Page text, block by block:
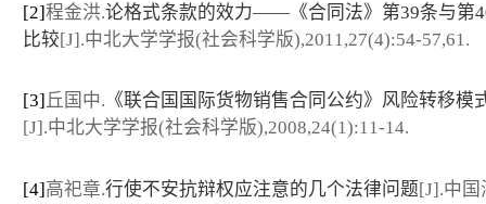
[2]程金洪.论格式条款的效力——《合同法》第39条与第
比较[J].中北大学学报(社会科学版),2011,27(4):54-57,61.
[3] 丘国中. 《联合国国际货物销售合同公约》风险转移模
[J].中北大学学报(社会科学版),2008,24(1):11-14.
[4]高祀章.行使不安抗辩权应注意的几个法律问题[J].中国